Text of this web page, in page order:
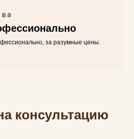
за разумные цены.
консультацию